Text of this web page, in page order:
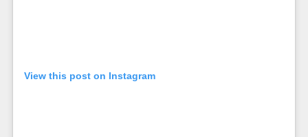
View this post on Instagram